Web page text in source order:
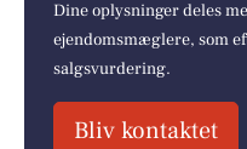
Dine oplysninger deles
ejendomsmæglere, som
salgsvurdering.
Bliv kontaktet